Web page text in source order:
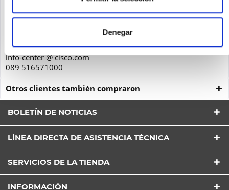
Denegar
Los campos con * son obligatorios
Deutschland
info-center @ cisco.com
089 516571000
Otros clientes también compraron
BOLETÍN DE NOTICIAS
LÍNEA DIRECTA DE ASISTENCIA TÉCNICA
SERVICIOS DE LA TIENDA
INFORMACIÓN